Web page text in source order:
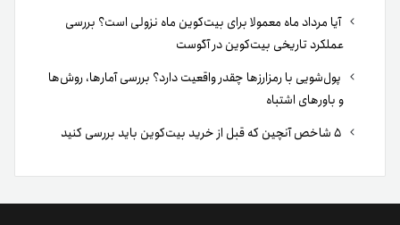
آیا مرداد ماه معمولا برای بیت‌کوین ماه نزولی است؟ بررسی
عملکرد تاریخی بیت‌کوین در آگوست
پول‌شویی با رمزارزها چقدر واقعیت دارد؟ بررسی آمارها، روش‌ها
و باورهای اشتباه